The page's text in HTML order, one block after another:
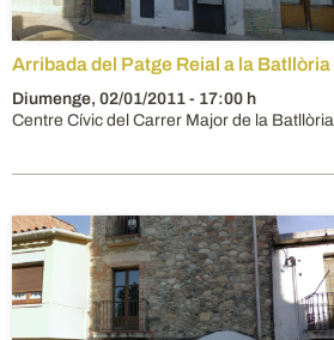
Arribada del Patge Reial a la Batllòria
Diumenge, 02/01/2011 - 17:00 h
Centre Cívic del Carrer Major de la Batllòria